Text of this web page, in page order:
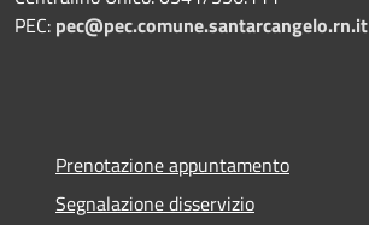
PEC: pec@pec.comune.santarcangelo.rn.it
Prenotazione appuntamento
Segnalazione disservizio